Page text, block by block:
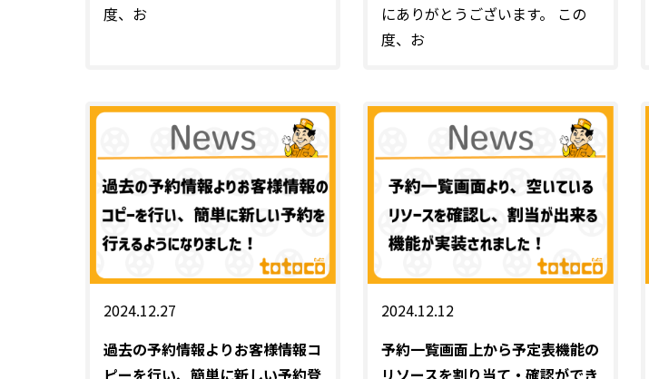
度、お
にありがとうございます。 この
度、お
2024.12.27
過去の予約情報よりお客様情報コ
ピーを行い、簡単に新しい予約登
2024.12.12
予約一覧画面上から予定表機能の
リソースを割り当て・確認ができ